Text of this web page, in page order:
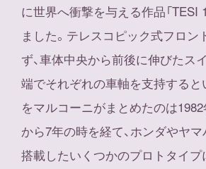
に世界へ衝撃を与える作品「TESI
ました。テレスコピック式フロン
ず、車体中央から前後に伸びたス
端でそれぞれの車軸を支持すると
をマルコーニがまとめたのは
から7年の時を経て、ホンダやヤ
搭載したいくつかのプロトタイ